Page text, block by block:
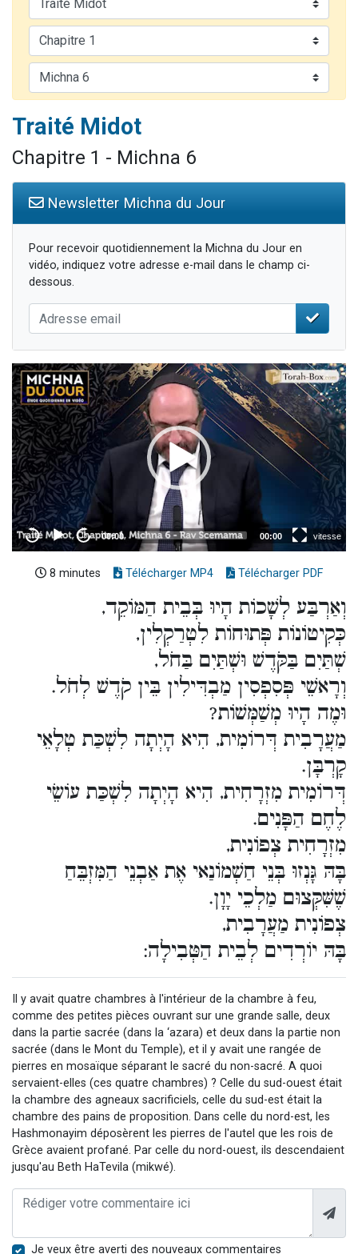
4 personnes viennent de nous rejoindre sur WhatsApp
Il reste 49 places pour étudier en groupe sur Zoom
Traité Midot
Chapitre 1 - Michna 6
Newsletter Michna du Jour
Pour recevoir quotidiennement la Michna du Jour en
vidéo, indiquez votre adresse e-mail dans le champ ci-
dessous.
8 minutes Télécharger MP4 Télécharger PDF
וְאַרְבַּע לְשָׁכוֹת הָיוּ בְּבֵית הַמּוֹקֵד,
כְּקִיטוֹנוֹת פְּתוּחוֹת לִטְרַקְלִין,
שְׁתַּיִם בַּקֹּדֶשׁ וּשְׁתַּיִם בַּחֹל,
וְרָאשֵׁי פְּסִפְסִין מַבְדִּילִין בֵּין קֹדֶשׁ לְחֹל.
וּמֶה הָיוּ מְשַׁמְּשׁוֹת?
מַעֲרָבִית דְּרוֹמִית, הִיא הָיְתָה לִשְׁכַּת טְלָאֵי
קָרְבָּן.
דְּרוֹמִית מִזְרָחִית, הִיא הָיְתָה לִשְׁכַּת עוֹשֵׂי
לֶחֶם הַפָּנִים.
מִזְרָחִית צְפוֹנִית,
בָּהּ גָּנְזוּ בְּנֵי חַשְׁמוֹנַאי אֶת אַבְנֵי הַמִּזְבֵּחַ
שֶׁשִּׁקְּצוּם מַלְכֵי יָוָן.
צְפוֹנִית מַעֲרָבִית,
בָּהּ יוֹרְדִים לְבֵית הַטְּבִילָה:
Il y avait quatre chambres à l'intérieur de la chambre à feu,
comme des petites pièces ouvrant sur une grande salle, deux
dans la partie sacrée (dans la ‘azara) et deux dans la partie non
sacrée (dans le Mont du Temple), et il y avait une rangée de
pierres en mosaïque séparant le sacré du non-sacré. A quoi
servaient-elles (ces quatre chambres) ? Celle du sud-ouest était
la chambre des agneaux sacrificiels, celle du sud-est était la
chambre des pains de proposition. Dans celle du nord-est, les
Hashmonayim déposèrent les pierres de l'autel que les rois de
Grèce avaient profané. Par celle du nord-ouest, ils descendaient
jusqu'au Beth HaTevila (mikwé).
Je veux être averti des nouveaux commentaires